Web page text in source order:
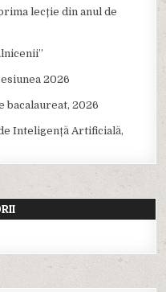
lecție din anul de
2026
bacalaureat, 2026
Inteligență Artificială,